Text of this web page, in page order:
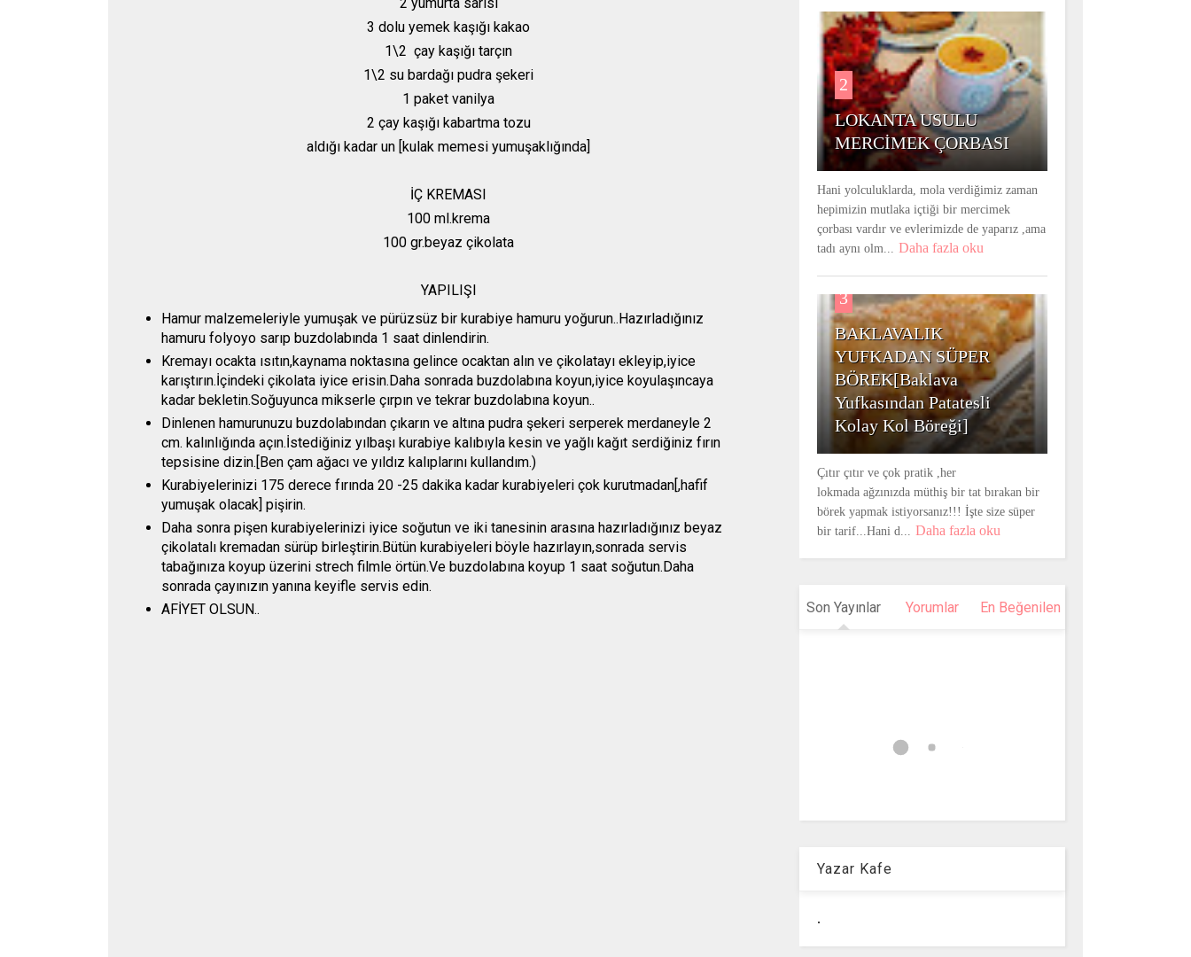
3 dolu yemek kaşığı kakao
1\2 çay kaşığı tarçın
1\2 su bardağı pudra şekeri
1 paket vanilya
2 çay kaşığı kabartma tozu
aldığı kadar un [kulak memesi yumuşaklığında]
İÇ KREMASI
100 ml.krema
100 gr.beyaz çikolata
YAPILIŞI
Hamur malzemeleriyle yumuşak ve pürüzsüz bir kurabiye hamuru yoğurun..Hazırladığınız
hamuru folyoyo sarıp buzdolabında 1 saat dinlendirin.
Kremayı ocakta ısıtın,kaynama noktasına gelince ocaktan alın ve çikolatayı ekleyip,iyice
karıştırın.İçindeki çikolata iyice erisin.Daha sonrada buzdolabına koyun,iyice koyulaşıncaya
kadar bekletin.Soğuyunca mikserle çırpın ve tekrar buzdolabına koyun..
Dinlenen hamurunuzu buzdolabından çıkarın ve altına pudra şekeri serperek merdaneyle 2
cm. kalınlığında açın.İstediğiniz yılbaşı kurabiye kalıbıyla kesin ve yağlı kağıt serdiğiniz fırın
tepsisine dizin.[Ben çam ağacı ve yıldız kalıplarını kullandım.)
Kurabiyelerinizi 175 derece fırında 20 -25 dakika kadar kurabiyeleri çok kurutmadan[,hafif
yumuşak olacak] pişirin.
Daha sonra pişen kurabiyelerinizi iyice soğutun ve iki tanesinin arasına hazırladığınız beyaz
çikolatalı kremadan sürüp birleştirin.Bütün kurabiyeleri böyle hazırlayın,sonrada servis
tabağınıza koyup üzerini strech filmle örtün.Ve buzdolabına koyup 1 saat soğutun.Daha
sonrada çayınızın yanına keyifle servis edin.
AFİYET OLSUN..
2
LOKANTA USULU
MERCİMEK ÇORBASI
Hani yolculuklarda, mola verdiğimiz zaman
hepimizin mutlaka içtiği bir mercimek
çorbası vardır ve evlerimizde de yaparız ,ama
tadı aynı olm... Daha fazla oku
3
BAKLAVALIK
YUFKADAN SÜPER
BÖREK[Baklava
Yufkasından Patatesli
Kolay Kol Böreği]
Çıtır çıtır ve çok pratik ,her
lokmada ağzınızda müthiş bir tat bırakan bir
börek yapmak istiyorsanız!!! İşte size süper
bir tarif...Hani d... Daha fazla oku
Son Yayınlar Yorumlar En Beğenilen
Yazar Kafe
.